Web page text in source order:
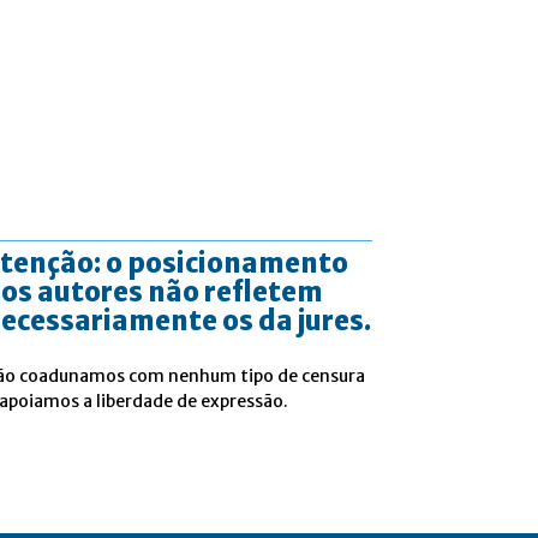
o posicionamento
autores não refletem
os da jures.
coadunamos com nenhum tipo de censura
a liberdade de expressão.